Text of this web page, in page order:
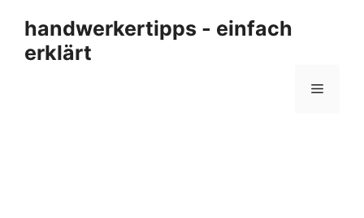
Inhalt
springen
handwerkertipps - einfach
erklärt
Menü